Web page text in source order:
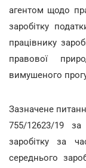
агентом щодо
заробітку
працівнику
правової
вимушеного
Зазначене
755/12623/19
заробітку за
середнього